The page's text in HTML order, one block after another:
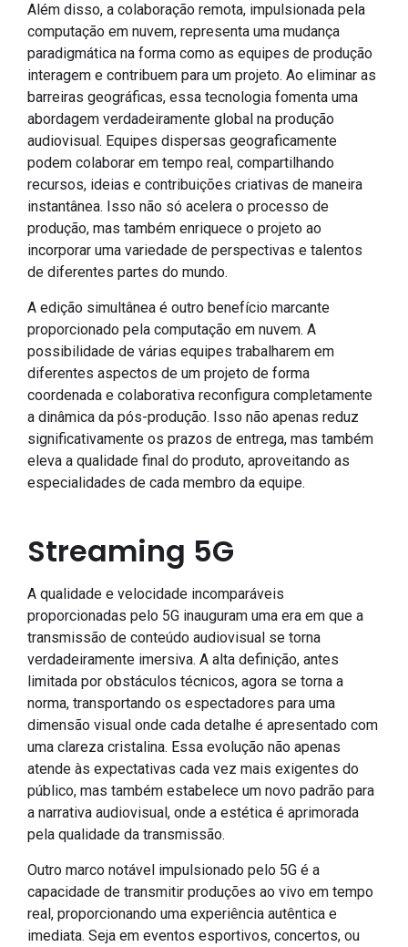
Além disso, a colaboração remota, impulsionada pela
computação em nuvem, representa uma mudança
paradigmática na forma como as equipes de produção
interagem e contribuem para um projeto. Ao eliminar as
barreiras geográficas, essa tecnologia fomenta uma
abordagem verdadeiramente global na produção
audiovisual. Equipes dispersas geograficamente
podem colaborar em tempo real, compartilhando
recursos, ideias e contribuições criativas de maneira
instantânea. Isso não só acelera o processo de
produção, mas também enriquece o projeto ao
incorporar uma variedade de perspectivas e talentos
de diferentes partes do mundo.
A edição simultânea é outro benefício marcante
proporcionado pela computação em nuvem. A
possibilidade de várias equipes trabalharem em
diferentes aspectos de um projeto de forma
coordenada e colaborativa reconfigura completamente
a dinâmica da pós-produção. Isso não apenas reduz
significativamente os prazos de entrega, mas também
eleva a qualidade final do produto, aproveitando as
especialidades de cada membro da equipe.
Streaming 5G
A qualidade e velocidade incomparáveis
proporcionadas pelo 5G inauguram uma era em que a
transmissão de conteúdo audiovisual se torna
verdadeiramente imersiva. A alta definição, antes
limitada por obstáculos técnicos, agora se torna a
norma, transportando os espectadores para uma
dimensão visual onde cada detalhe é apresentado com
uma clareza cristalina. Essa evolução não apenas
atende às expectativas cada vez mais exigentes do
público, mas também estabelece um novo padrão para
a narrativa audiovisual, onde a estética é aprimorada
pela qualidade da transmissão.
Outro marco notável impulsionado pelo 5G é a
capacidade de transmitir produções ao vivo em tempo
real, proporcionando uma experiência autêntica e
imediata. Seja em eventos esportivos, concertos, ou